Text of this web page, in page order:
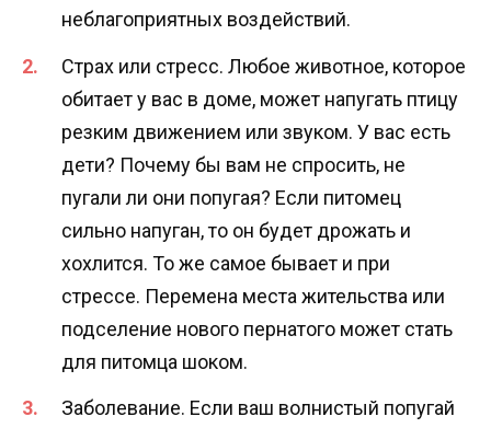
неблагоприятных воздействий.
Страх или стресс. Любое животное, которое
обитает у вас в доме, может напугать птицу
резким движением или звуком. У вас есть
дети? Почему бы вам не спросить, не
пугали ли они попугая? Если питомец
сильно напуган, то он будет дрожать и
хохлится. То же самое бывает и при
стрессе. Перемена места жительства или
подселение нового пернатого может стать
для питомца шоком.
Заболевание. Если ваш волнистый попугай